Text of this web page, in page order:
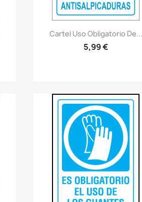
visibility Vistazo rápido
Cartel Uso Obligatorio De...
5,99 €